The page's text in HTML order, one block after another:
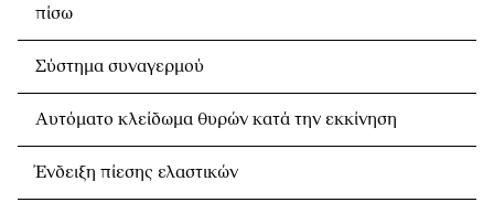
πίσω
Σύστημα συναγερμού
Αυτόματο κλείδωμα θυρών κατά την εκκίνηση
Ένδειξη πίεσης ελαστικών